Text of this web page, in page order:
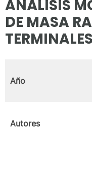
ANÁLISIS
DE MASA
Año
Autores